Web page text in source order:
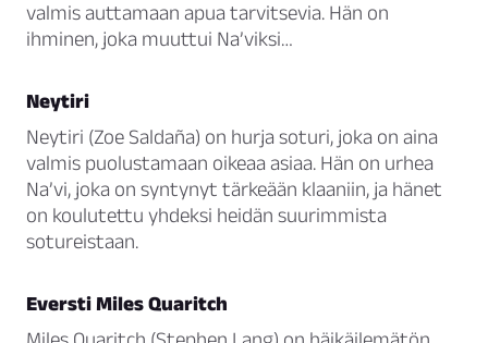
valmis auttamaan apua tarvitsevia. Hän on
ihminen, joka muuttui Na’viksi…
Neytiri
Neytiri (Zoe Saldaña) on hurja soturi, joka on aina
valmis puolustamaan oikeaa asiaa. Hän on urhea
Na’vi, joka on syntynyt tärkeään klaaniin, ja hänet
on koulutettu yhdeksi heidän suurimmista
sotureistaan.
Eversti Miles Quaritch